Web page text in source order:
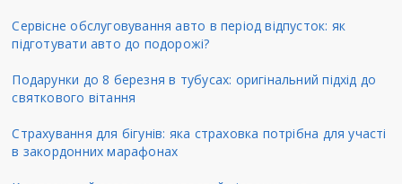
Сервісне обслуговування авто в період відпусток: як
підготувати авто до подорожі?
Подарунки до 8 березня в тубусах: оригінальний підхід до
святкового вітання
Страхування для бігунів: яка страховка потрібна для участі
в закордонних марафонах